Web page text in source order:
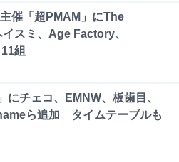
催「超PMAM」にThe
スミ、Age Factory、
組
にチェコ、EMNW、板歯目、
ら追加 タイムテーブルも